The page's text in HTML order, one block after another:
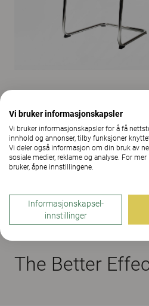
Material
Downloads (
The Better
Vi bruker informasjonskapsler
Vi bruker informasjonskapsler for å få
innhold og annonser, tilby funksjoner
Vi deler også informasjon om din bruk av
sosiale medier, reklame og analyse. For
bruker, åpne innstillingene.
Informasjonskapsel-
innstillinger